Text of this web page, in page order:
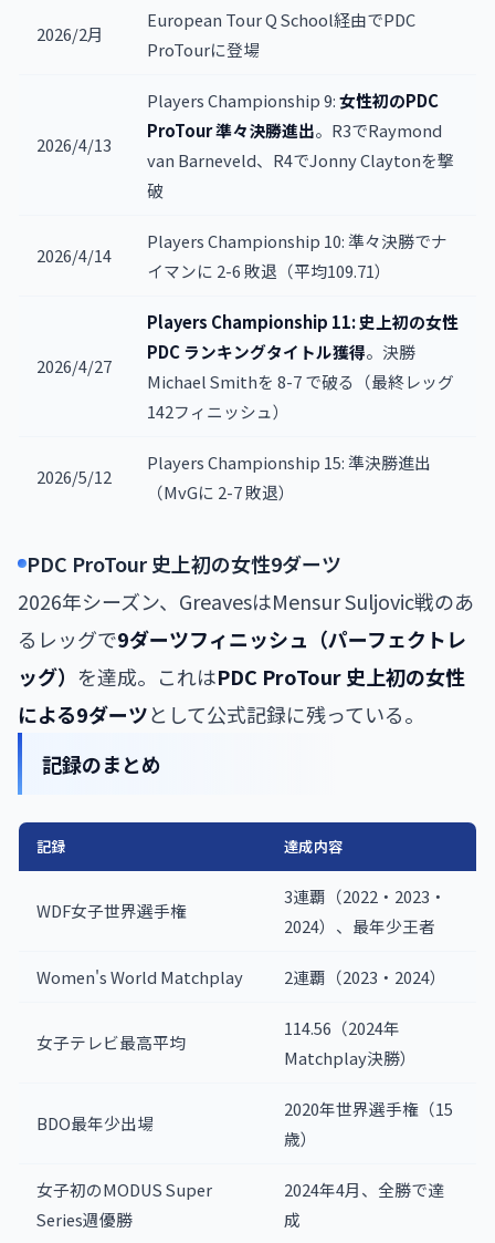
2026/2月
European Tour Q School経由でPDC
ProTourに登場
2026/4/13
Players Championship 9:女性初のPDC
ProTour 準々決勝進出。R3でRaymond
van Barneveld、R4でJonny Claytonを撃
破
2026/4/14
Players Championship 10: 準々決勝でナ
イマンに 2-6 敗退（平均109.71）
2026/4/27
Players Championship 11: 史上初の女性
PDC ランキングタイトル獲得。決勝
Michael Smithを 8-7 で破る（最終レッグ
142フィニッシュ）
2026/5/12
Players Championship 15: 準決勝進出
（MvGに 2-7 敗退）
PDC ProTour 史上初の女性9ダーツ
2026年シーズン、GreavesはMensur Suljovic戦のあ
るレッグで9ダーツフィニッシュ（パーフェクトレ
ッグ） を達成。これはPDC ProTour 史上初の女性
による9ダーツとして公式記録に残っている。
記録のまとめ
記録 達成内容
WDF女子世界選手権
3連覇（2022・2023・
2024）、最年少王者
Women's World Matchplay 2連覇（2023・2024）
女子テレビ最高平均
114.56（2024年
Matchplay決勝）
BDO最年少出場
2020年世界選手権（15
歳）
女子初のMODUS Super
Series週優勝
2024年4月、全勝で達
成